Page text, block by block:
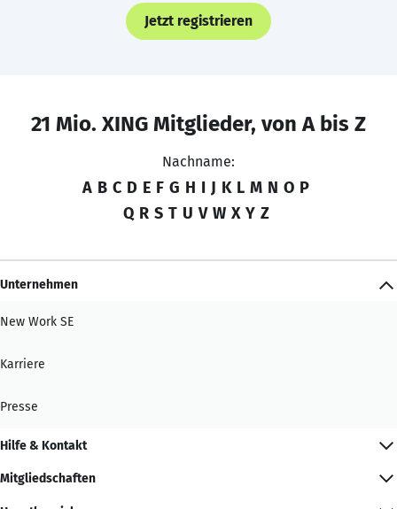
Jetzt registrieren
21 Mio. XING Mitglieder, von A bis Z
Nachname:
A B C D E F G H I J K L M N O P
Q R S T U V W X Y Z
Unternehmen
New Work SE
Karriere
Presse
Hilfe & Kontakt
Mitgliedschaften